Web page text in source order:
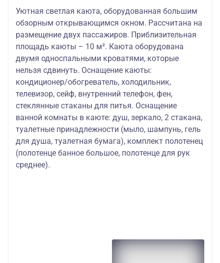
Уютная светлая каюта, оборудованная большим
обзорным открывающимся окном. Рассчитана на
размещение двух пассажиров. Приблизительная
площадь каюты – 10 м². Каюта оборудована
двумя односпальными кроватями, которые
нельзя сдвинуть. Оснащение каюты:
кондиционер/обогреватель, холодильник,
телевизор, сейф, внутренний телефон, фен,
стеклянные стаканы для питья. Оснащение
ванной комнаты в каюте: душ, зеркало, 2 стакана,
туалетные принадлежности (мыло, шампунь, гель
для душа, туалетная бумага), комплект полотенец
(полотенце банное большое, полотенце для рук
среднее).